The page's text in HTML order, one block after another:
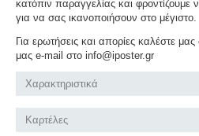
κατόπιν παραγγελίας και φροντίζουμε
για να σας ικανοποιήσουν στο μέγιστο.
Για ερωτήσεις και απορίες καλέστε
μας e-mail στο info@iposter.gr
Χαρακτηριστικά
Καρτέλες